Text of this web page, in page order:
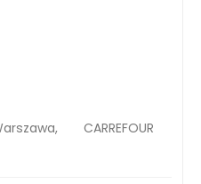
CARREFOUR